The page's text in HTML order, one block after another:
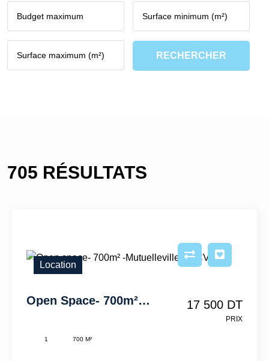
RECHERCHER
705 RÉSULTATS
Location
Open Space- 700m² -Mutuelleville - IFCV13 17 500 DT
PRIX
1 700 M²